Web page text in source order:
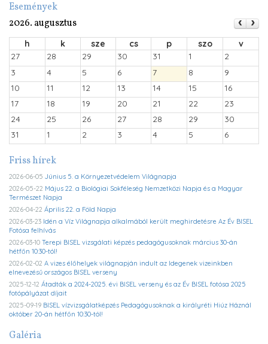
Események
2026. augusztus
h k sze cs p szo
v
27
28 29 30 31 1
2
3
4 5 6 7 8
9
10
11 12 13 14 15
16
17
18 19 20 21 22
23
24
25 26 27 28 29
30
31
1 2 3 4 5 6
Friss hírek
2026-06-05 Június 5. a Környezetvédelem Világnapja
2026-05-22 Május 22. a Biológiai Sokféleség Nemzetközi Napja és a Magyar
Természet Napja
2026-04-22 Április 22. a Föld Napja
2026-03-23 Idén a Víz Világnapja alkalmából került meghirdetésre Az Év BISEL
Fotósa felhívás
2026-03-10 Terepi BISEL vizsgálati képzés pedagógusoknak március 30-án
hétfőn 10:30-tól!
2026-02-02 A vizes élőhelyek világnapján indult az Idegenek vizeinkben
elnevezésű országos BISEL verseny
2025-12-12 Átadták a 2024-2025. évi BISEL verseny és az Év BISEL fotósa 2025
fotópályázat díjait
2025-09-19 BISEL vízvizsgálatképzés Pedagógusoknak a királyréti Hiúz Háznál
október 20-án hétfőn 10:30-tól!
Galéria